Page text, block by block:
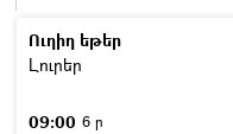
Ուղիղ եթեր
Լուրեր
09:00 6 ր